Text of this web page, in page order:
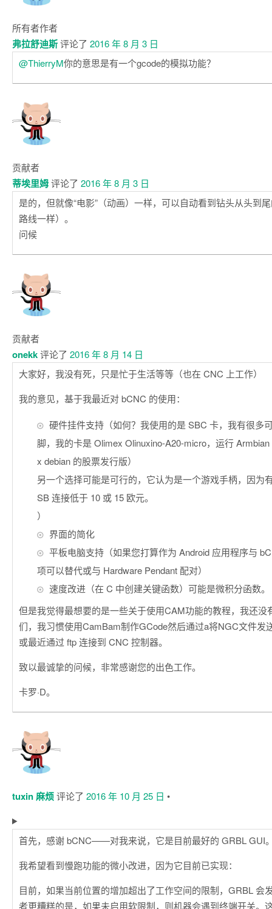
所有者作者
弗拉舒迪斯评论了 2016 年 8 月 3 日
@ThierryM你的意思是有一个gcode的模拟功能？
贡献者
蒂埃里姆评论了 2016 年 8 月 3 日
是的，但就像“电影”（动画）一样，可以自动看到钻头从头到
路线一样）。
问候
贡献者
onekk评论了 2016 年 8 月 14 日
大家好，我没有死，只是忙于生活等等（也在 CNC 上工作）
我的意见，基于我最近对 ​​bCNC 的使用：
硬件挂件支持（如何？我使用的是 SBC 卡，我有很多
脚，我的卡是 Olimex Olinuxino-A20-micro，运行
x debian 的股票发行版）
另一个选择可能是可行的，它认为是一个游戏手柄，因为
SB 连接低于 10 或 15 欧元。
）
界面的简化
平板电脑支持（如果您打算作为 Android 应用程序与
项可以替代或与 Hardware Pendant 配对）
速度改进（在 C 中创建关键函数）可能是微积分函数。
但是我觉得最想要的是一些关于使用CAM功能的教程，我还没
们，我习惯使用CamBam制作GCode然后通过a将NGC文件发
或最近通过 ftp 连接到 CNC 控制器。
致以最诚挚的问候，非常感谢您的出色工作。
卡罗·D。
tuxin 麻烦评论了 2016 年 10 月 25 日 •
首先，感谢 bCNC——对我来说，它是目前最好的 GRBL GUI
我希望看到慢跑功能的微小改进，因为它目前已实现：
目前，如果当前位置的增加超出了工作空间的限制，GRBL 会
者更糟糕的是，如果未启用软限制，则机器会遇到终端开关。